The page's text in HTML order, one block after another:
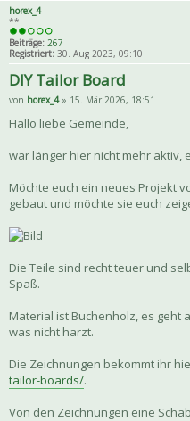
horex_4
**
Beiträge: 267
Registriert: 30. Aug 2023, 09:10
DIY Tailor Board
von horex_4» 15. Mär 2026, 18:51
Hallo liebe Gemeinde,
war länger hier nicht mehr aktiv,
Möchte euch ein neues Projekt
gebaut und möchte sie euch
Die Teile sind recht teuer und
Spaß.
Material ist Buchenholz, es geht
was nicht harzt.
Die Zeichnungen bekommt ihr
tailor-boards/.
Von den Zeichnungen eine